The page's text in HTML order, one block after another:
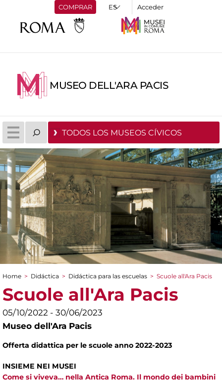
COMPRAR Acceder
MUSEO DELL'ARA PACIS
TODOS LOS MUSEOS CÍVICOS
You are here
Home > Didáctica > Didáctica para las escuelas > Scuole all'Ara Pacis
Scuole all'Ara Pacis
05/10/2022 - 30/06/2023
Museo dell'Ara Pacis
Offerta didattica per le scuole anno 2022-2023
INSIEME NEI MUSEI
Come si viveva… nella Antica Roma. Il mondo dei bambini